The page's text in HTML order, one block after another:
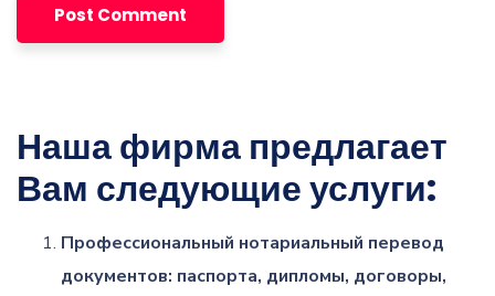
Наша фирма предлагает
Вам следующие услуги:
Профессиональный нотариальный перевод
документов: паспорта, дипломы, договоры,